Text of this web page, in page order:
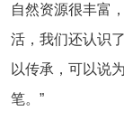
自然资源很丰富
活，我们还认识
以传承，可以说
笔。”